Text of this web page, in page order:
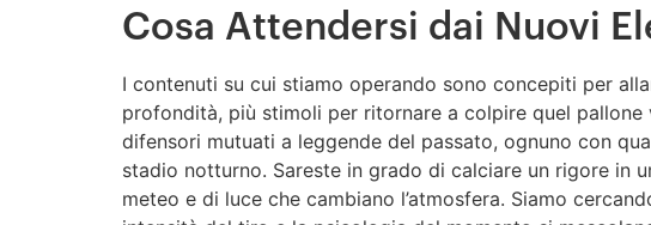
Cosa Attendersi dai Nuovi
I contenuti su cui stiamo operando sono concepiti per
profondità, più stimoli per ritornare a colpire quel
difensori mutuati a leggende del passato, ognuno con
stadio notturno. Sareste in grado di calciare un rigore in
meteo e di luce che cambiano l’atmosfera. Siamo